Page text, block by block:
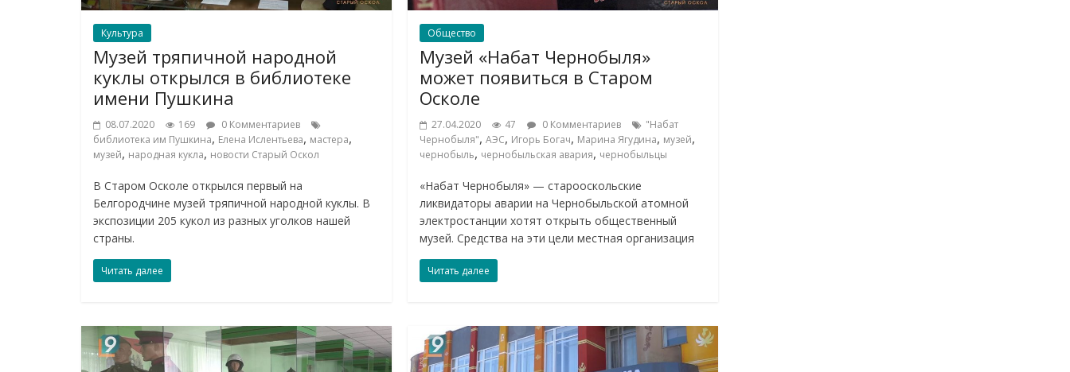
Культура
Музей тряпичной народной
куклы открылся в библиотеке
имени Пушкина
08.07.2020 169
0 Комментариев
библиотека им Пушкина, Елена Ислентьева, мастера,
музей, народная кукла, новости Старый Оскол
В Старом Осколе открылся первый на
Белгородчине музей тряпичной народной куклы. В
экспозиции 205 кукол из разных уголков нашей
страны.
Читать далее
Общество
Музей «Набат Чернобыля»
может появиться в Старом
Осколе
27.04.2020 47 0 Комментариев
"Набат
Чернобыля",АЭС, Игорь Богач, Марина Ягудина, музей,
чернобыль, чернобыльская авария, чернобыльцы
«Набат Чернобыля» — старооскольские
ликвидаторы аварии на Чернобыльской атомной
электростанции хотят открыть общественный
музей. Средства на эти цели местная организация
Читать далее